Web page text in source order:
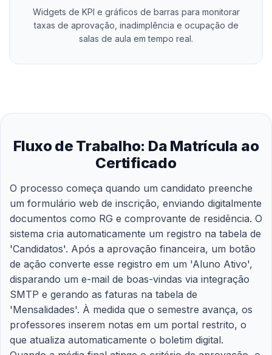
Widgets de KPI e gráficos de barras para monitorar
taxas de aprovação, inadimplência e ocupação de
salas de aula em tempo real.
Fluxo de Trabalho: Da Matrícula ao
Certificado
O processo começa quando um candidato preenche
um formulário web de inscrição, enviando digitalmente
documentos como RG e comprovante de residência. O
sistema cria automaticamente um registro na tabela de
'Candidatos'. Após a aprovação financeira, um botão
de ação converte esse registro em um 'Aluno Ativo',
disparando um e-mail de boas-vindas via integração
SMTP e gerando as faturas na tabela de
'Mensalidades'. À medida que o semestre avança, os
professores inserem notas em um portal restrito, o
que atualiza automaticamente o boletim digital.